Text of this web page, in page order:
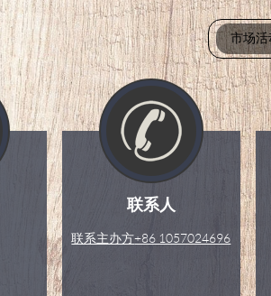
市场活
联系人
联系主办方+86 1057024696